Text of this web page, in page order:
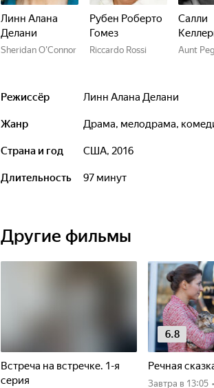
Линн Алана
Делани
Sheridan O'Connor
Рубен Роберто
Гомез
Riccardo Rossi
Салли
Aunt Peg
Режиссёр Линн Алана Делани
Жанр драма, мелодрама,
Страна и год США, 2016
Длительность 97 минут
Другие фильмы
Встреча на встречке. 1-я
серия
6.8
Речная
Завтра в 13:05 •